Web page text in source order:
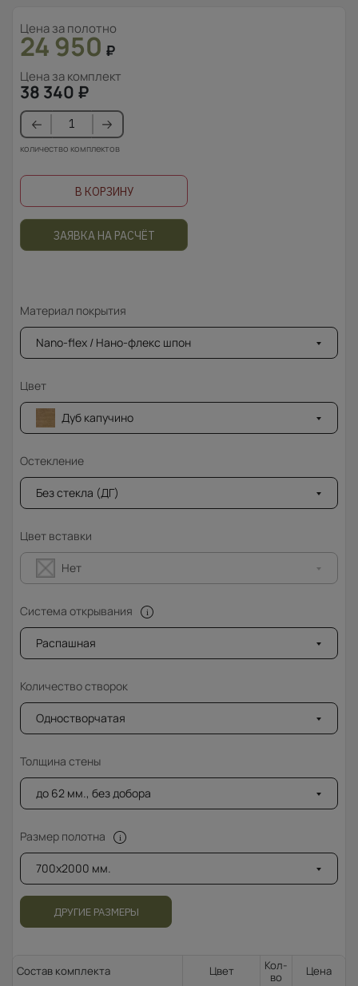
Цена за полотно
24 950 ₽
Цена за комплект
38 340 ₽
количество комплектов
В КОРЗИНУ
ЗАЯВКА НА РАСЧЁТ
Материал покрытия
Nano-flex / Нано-флекс шпон
Цвет
Дуб капучино
Остекление
Без стекла (ДГ)
Цвет вставки
Нет
Система открывания
Распашная
Количество створок
Одностворчатая
Толщина стены
до 62 мм., без добора
Размер полотна
700x2000 мм.
ДРУГИЕ РАЗМЕРЫ
Состав комплекта Цвет
Кол-
во
Цена